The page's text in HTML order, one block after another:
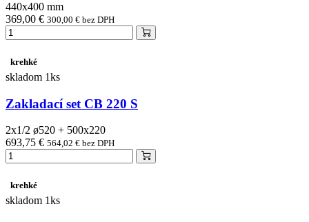
440x400 mm
369,00 € 300,00 € bez DPH
krehké
skladom 1ks
Zakladací set CB 220 S
2x1/2 ø520 + 500x220
693,75 € 564,02 € bez DPH
krehké
skladom 1ks